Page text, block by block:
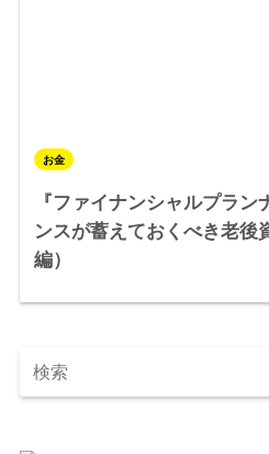
お金
『ファイナンシャルプラ
ンスが蓄えておくべき老後
編）